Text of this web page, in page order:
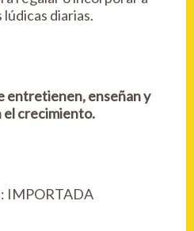
diarias.
entretienen, enseñan y
el crecimiento.
IMPORTADA